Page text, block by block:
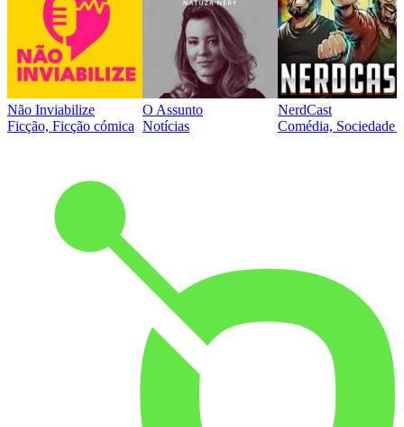
Não Inviabilize
Ficção, Ficção cómica
O Assunto
Notícias
NerdCast
Comédia, Sociedade